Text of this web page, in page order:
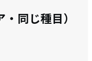
同じ種目）